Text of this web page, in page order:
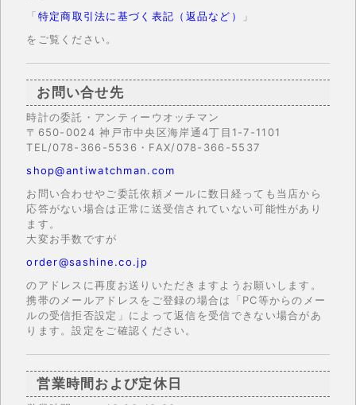
「特定商取引法に基づく表記（返品など）
」
をご覧ください。
お問い合せ先
時計の委託・アンティーウオッチマン
〒650-0024 神戸市中央区海岸通4丁目1-7-1101
TEL/078-366-5536・FAX/078-366-5537
shop@antiwatchman.com
お問い合わせやご委託依頼メールに数日経っても当店から
応答がない場合は正常に送受信されていない可能性があり
ます。
大変お手数ですが
order@sashine.co.jp
のアドレスに再度お送りいただきますようお願いします。
携帯のメールアドレスをご登録の場合は「PC等からのメー
ルの受信拒否設定」によって返信を受信できない場合があ
ります。設定をご確認ください。
営業時間および定休日